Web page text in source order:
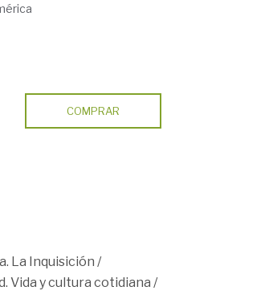
COMPRAR
La Inquisición /
Vida y cultura cotidiana /